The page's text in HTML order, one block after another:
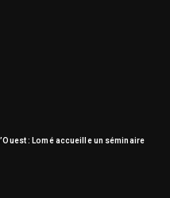
: Lomé accueille un séminaire